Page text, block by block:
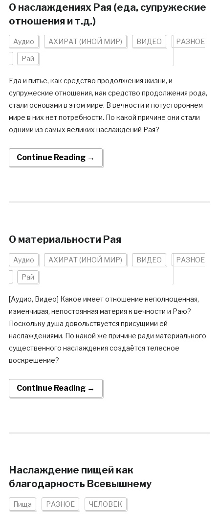
О наслаждениях Рая (еда, супружеские
отношения и т.д.)
Аудио АХИРАТ (ИНОЙ МИР) ВИДЕО РАЗНОЕ
Рай
Еда и питье, как средство продолжения жизни, и
супружеские отношения, как средство продолжения рода,
стали основами в этом мире. В вечности и потустороннем
мире в них нет потребности. По какой причине они стали
одними из самых великих наслаждений Рая?
Continue Reading →
О материальности Рая
Аудио АХИРАТ (ИНОЙ МИР) ВИДЕО РАЗНОЕ
Рай
[Аудио, Видео] Какое имеет отношение неполноценная,
изменчивая, непостоянная материя к вечности и Раю?
Поскольку душа довольствуется присущими ей
наслаждениями. По какой же причине ради материального
существенного наслаждения создаётся телесное
воскрешение?
Continue Reading →
Наслаждение пищей как
благодарность Всевышнему
Пища РАЗНОЕ ЧЕЛОВЕК